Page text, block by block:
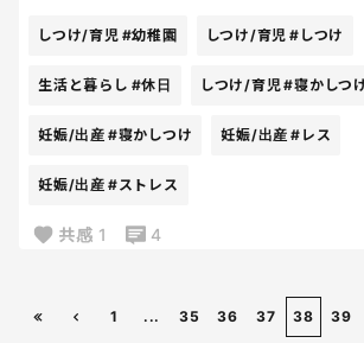
こんな夜ふかしだめなんだろうなー
寝かしつけに行けない。
みなさんはどう対処していましたか🥺
しつけ/育児 #幼稚園 しつけ/育児 #しつけ
生活と暮らし #休日 しつけ/育児#寝かしつ
妊娠/出産 #寝かしつけ 妊娠/出産 #レス
妊娠/出産 #ストレス
共感 1 4
1 ... 35 36 37 38 39